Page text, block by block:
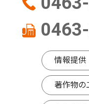
情報提供
著作物の